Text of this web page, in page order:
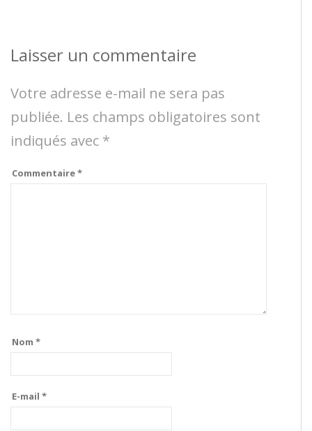
Laisser un commentaire
Votre adresse e-mail ne sera pas
publiée. Les champs obligatoires sont
indiqués avec *
Commentaire*
Nom *
E-mail *